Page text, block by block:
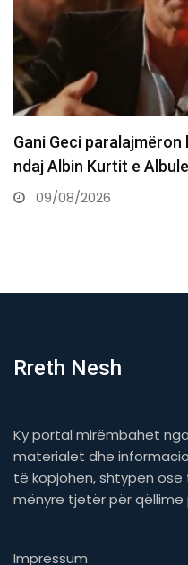
CNN: Kërkohet
përballet me zgjedhje të
09/08/2026
Rreth Nesh
Ky portal mirëmbahet
materialet dhe
të kopjohen, shtypen
mënyre tjetër për qëllime
Impressum